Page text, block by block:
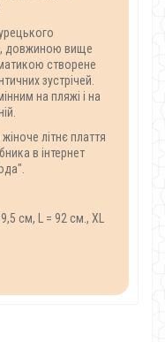
довжиною вище
створене
зустрічей.
на пляжі і на
літнє плаття
в інтернет
см, L = 92 см., XL